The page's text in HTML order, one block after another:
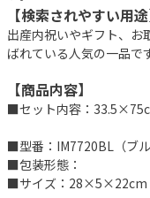
【検索されやすい用途
出産内祝いやギフト、お
ばれている人気の一品で
【商品内容】
■セット内容：
■型番：IM7720BL（ブル
■包装形態：
■サイズ：28×5×22cm